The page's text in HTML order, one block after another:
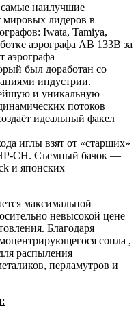
самые наилучшие
мировых лидеров в
Iwata, Tamiya,
аэрографа АВ 133В за
аэрографа
был доработан со
индустрии.
и уникальную
потоков
идеальный факел
иглы взят от «старших»
CH. Съемный бачок —
и японских
максимальной
невысокой цене
Благодаря
сопла ,
распыления
перламутров и